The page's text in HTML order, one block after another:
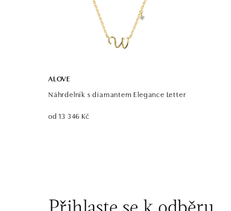
ALOVE
Náhrdelník s diamantem Elegance Letter
od 13 346 Kč